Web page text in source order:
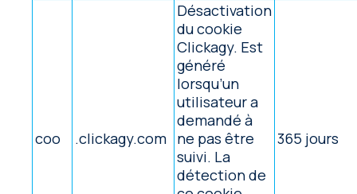
coo .clickagy.com
Désactivation
du cookie
Clickagy. Est
généré
lorsqu’un
utilisateur a
demandé à
ne pas être
suivi. La
détection de
365 jours